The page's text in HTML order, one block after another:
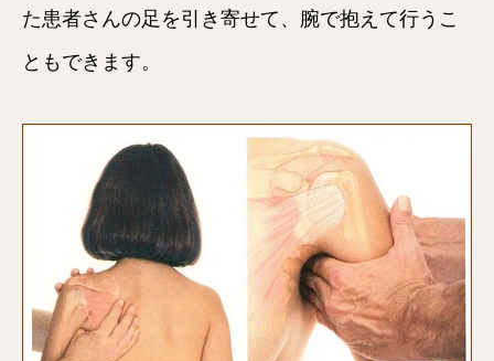
た患者さんの足を引き寄せて、腕で抱えて行うこ
ともできます。